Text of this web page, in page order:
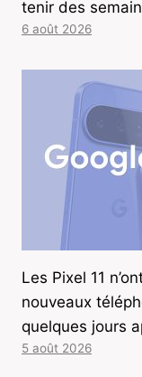
tenir des
6 août 2026
Les Pixel 11
nouveaux
quelques jours
5 août 2026